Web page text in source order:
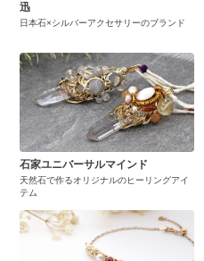
迅
日本石×シルバーアクセサリーのブランド
石家ユニバーサルマインド
天然石で作るオリジナルのヒーリングアイ
テム